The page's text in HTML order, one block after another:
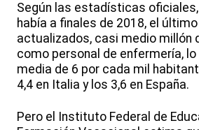
Según las estadísticas oficiales,
había a finales de 2018, el
actualizados, casi medio millón
como personal de enfermería, lo
media de 6 por cada mil
4,4 en Italia y los 3,6 en España.
Pero el Instituto Federal de